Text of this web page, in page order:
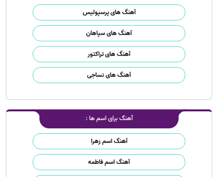
آهنگ های پرسپولیس
آهنگ های سپاهان
آهنگ های تراکتور
آهنگ های نساجی
آهنگ برای اسم ها :
آهنگ اسم زهرا
آهنگ اسم فاطمه